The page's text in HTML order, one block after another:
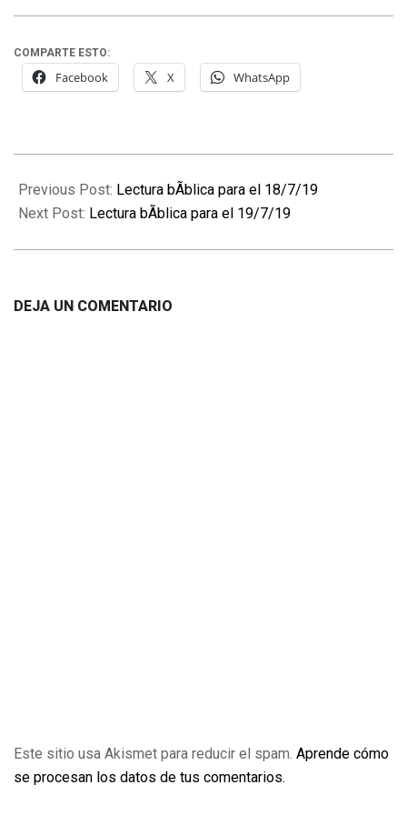
COMPARTE ESTO:
Facebook X WhatsApp
07-
18
Previous Post: Lectura bÃ­blica para el 18/7/19
Next Post: Lectura bÃ­blica para el 19/7/19
DEJA UN COMENTARIO
Este sitio usa Akismet para reducir el spam. Aprende cómo
se procesan los datos de tus comentarios.